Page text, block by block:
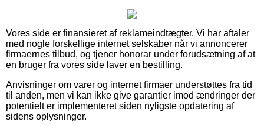
Vores side er finansieret af reklameindtægter. Vi har aftaler
med nogle forskellige internet selskaber når vi annoncerer
firmaernes tilbud, og tjener honorar under forudsætning af at
en bruger fra vores side laver en bestilling.
Anvisninger om varer og internet firmaer understøttes fra tid
til anden, men vi kan ikke give garantier imod ændringer der
potentielt er implementeret siden nyligste opdatering af
sidens oplysninger.